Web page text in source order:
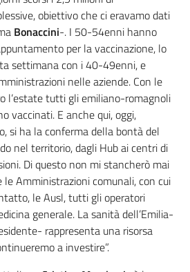
obiettivo che ci eravamo dati
Bonaccini-. I 50-54enni hanno
per la vaccinazione, lo
settimana con i 40-49enni, e
nelle aziende. Con le
l’estate tutti gli emiliano-romagnoli
vaccinati. E anche qui, oggi,
si ha la conferma della bontà del
nel territorio, dagli Hub ai centri di
Di questo non mi stancherò mai
le Amministrazioni comunali, con cui
le Ausl, tutti gli operatori
generale. La sanità dell’Emilia-
rappresenta una risorsa
a investire”.